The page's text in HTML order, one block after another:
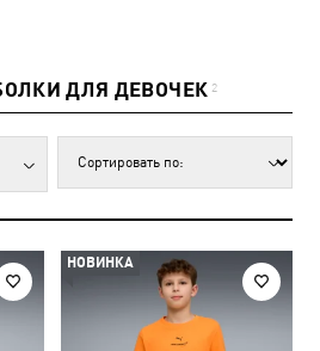
ДЛЯ ДЕВОЧЕК 2
НОВИНКА